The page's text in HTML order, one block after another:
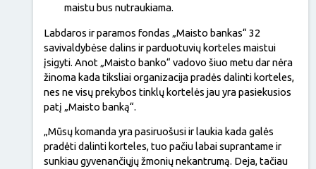
maistu bus nutraukiama.
Labdaros ir paramos fondas „Maisto bankas“ 32
savivaldybėse dalins ir parduotuvių korteles maistui
įsigyti. Anot „Maisto banko“ vadovo šiuo metu dar nėra
žinoma kada tiksliai organizacija pradės dalinti korteles,
nes ne visų prekybos tinklų kortelės jau yra pasiekusios
patį „Maisto banką“.
„Mūsų komanda yra pasiruošusi ir laukia kada galės
pradėti dalinti korteles, tuo pačiu labai suprantame ir
sunkiau gyvenančiųjų žmonių nekantrumą. Deja, tačiau